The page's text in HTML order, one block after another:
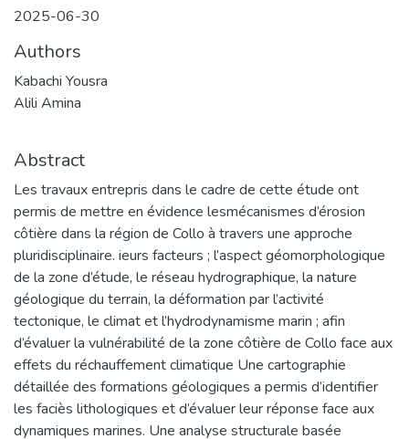
2025-06-30
Authors
Kabachi Yousra
Alili Amina
Abstract
Les travaux entrepris dans le cadre de cette étude ont
permis de mettre en évidence lesmécanismes d’érosion
côtière dans la région de Collo à travers une approche
pluridisciplinaire. ieurs facteurs ; l’aspect géomorphologique
de la zone d’étude, le réseau hydrographique, la nature
géologique du terrain, la déformation par l’activité
tectonique, le climat et l’hydrodynamisme marin ; afin
d’évaluer la vulnérabilité de la zone côtière de Collo face aux
effets du réchauffement climatique Une cartographie
détaillée des formations géologiques a permis d’identifier
les faciès lithologiques et d’évaluer leur réponse face aux
dynamiques marines. Une analyse structurale basée